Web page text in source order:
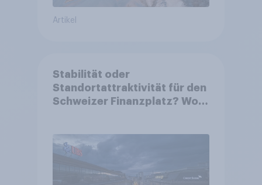
Artikel
Stabilität oder
Standortattraktivität für den
Schweizer Finanzplatz? Wo
von Grossbanken steht